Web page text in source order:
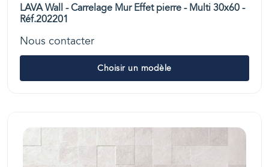
LAVA Wall - Carrelage Mur Effet pierre - Multi 30x60 -
Réf.202201
Nous contacter
Choisir un modèle